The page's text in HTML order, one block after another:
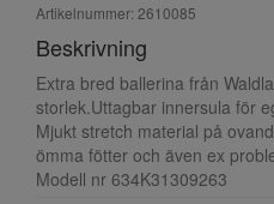
Artikelnummer: 2610085
Beskrivning
Extra bred ballerina från
storlek.Uttagbar innersula för
Mjukt stretch material på
ömma fötter och även ex
Modell nr 634K31309263